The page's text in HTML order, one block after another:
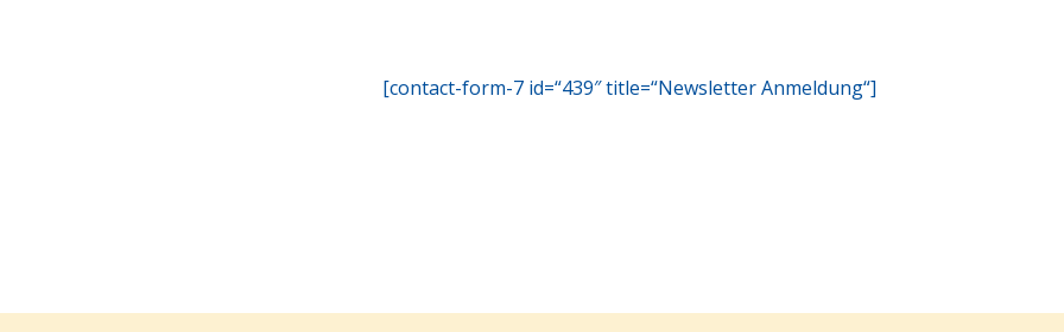
[contact-form-7 id=“439″ title=“Newsletter Anmeldung“]